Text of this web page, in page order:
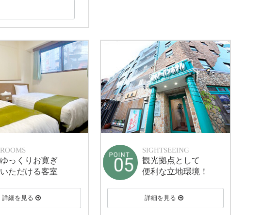
ROOMS
ゆっくりお寛ぎ
いただける客室
詳細を見る
SIGHTSEEING
観光拠点として
便利な立地環境！
詳細を見る